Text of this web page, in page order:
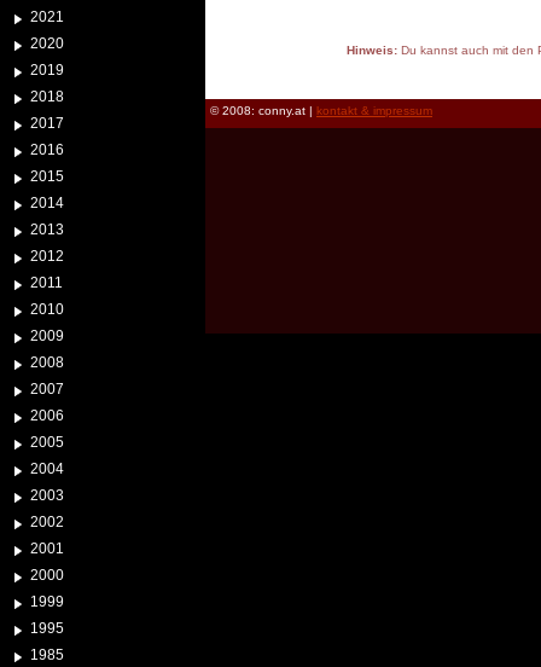
2021
2020
2019
2018
2017
2016
2015
2014
2013
2012
2011
2010
2009
2008
2007
2006
2005
2004
2003
2002
2001
2000
1999
1995
1985
Hinweis:Du kannst auch mit den
© 2008: conny.at | kontakt & impressum